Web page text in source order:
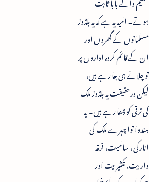
ہوتے۔ المیہ یہ ہے کہ یہ بلڈوز
مسلمانوں کے گھروں اور
ان کے قائم کردہ اداروں پر
تو چلائے ہی جا رہے ہیں،
لیکن درحقیقت یہ بلڈوز ملک
کی ترقی کو ڈھا رہے ہیں۔ یہ
ہندوا توا چہرے ملک کی
انارکی ، سالمیت، فرقہ
واریت، تکثیریت اور